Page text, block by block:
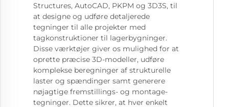
Structures, AutoCAD, PKPM og 3D3S, til
at designe og udføre detaljerede
tegninger til alle projekter med
tagkonstruktioner til lagerbygninger.
Disse værktøjer giver os mulighed for at
oprette præcise 3D-modeller, udføre
komplekse beregninger af strukturelle
laster og spændinger samt generere
nøjagtige fremstillings- og montage-
tegninger. Dette sikrer, at hver enkelt